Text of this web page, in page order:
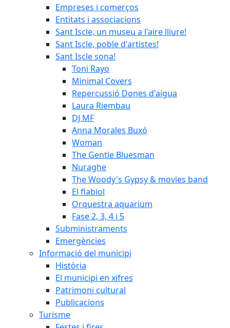
Empreses i comerços
Entitats i associacions
Sant Iscle, un museu a l'aire lliure!
Sant Iscle, poble d'artistes!
Sant Iscle sona!
Toni Rayo
Minimal Covers
Repercussió Dones d'aigua
Laura Riembau
DJ MF
Anna Morales Buxó
Woman
The Gentle Bluesman
Nuraghe
The Woody's Gypsy & movies band
El flabiol
Orquestra aquarium
Fase 2, 3, 4 i 5
Subministraments
Emergències
Informació del municipi
Història
El municipi en xifres
Patrimoni cultural
Publicacions
Turisme